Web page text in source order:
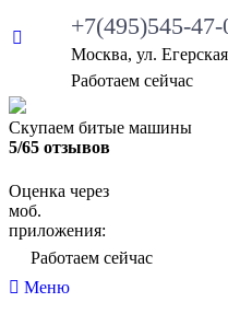
+7(495)545-47-
Москва, ул.
Работаем сейчас
Скупаем битые машины
5/65 отзывов
Оценка через
моб.
приложения:
Работаем сейчас
Меню